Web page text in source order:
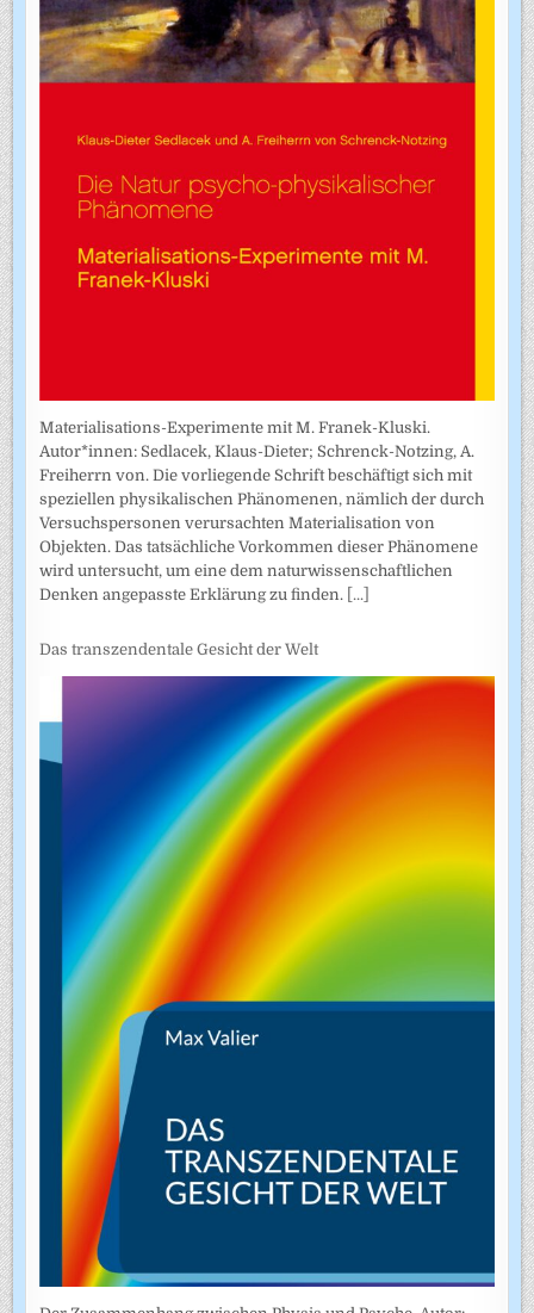
Materialisations-Experimente mit M. Franek-Kluski.
Autor*innen: Sedlacek, Klaus-Dieter; Schrenck-Notzing, A.
Freiherrn von. Die vorliegende Schrift beschäftigt sich mit
speziellen physikalischen Phänomenen, nämlich der durch
Versuchspersonen verursachten Materialisation von
Objekten. Das tatsächliche Vorkommen dieser Phänomene
wird untersucht, um eine dem naturwissenschaftlichen
Denken angepasste Erklärung zu finden. [...]
Das transzendentale Gesicht der Welt